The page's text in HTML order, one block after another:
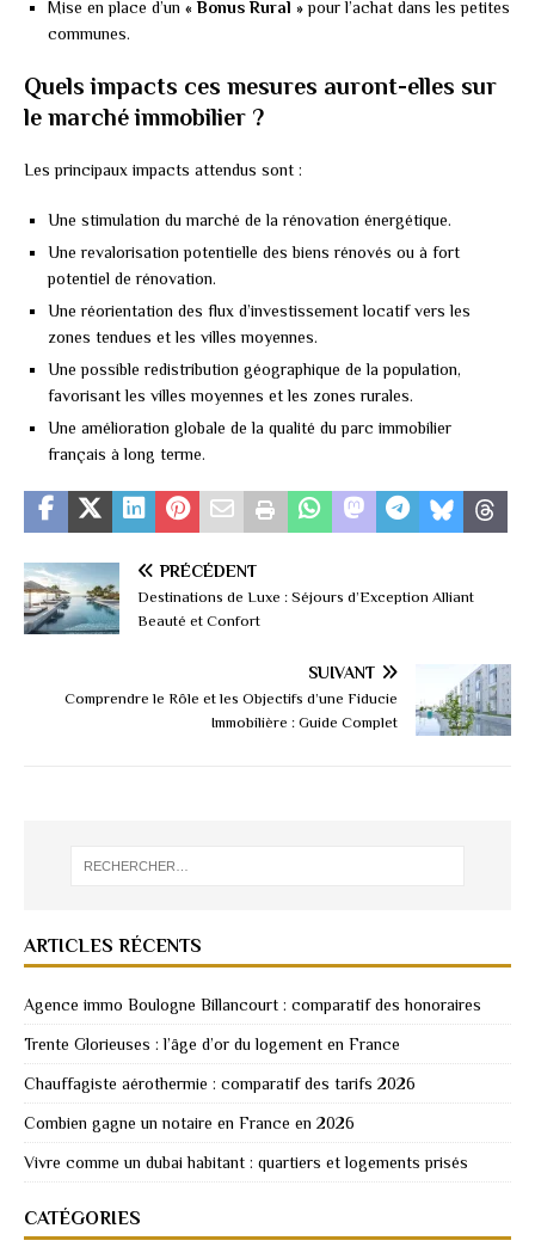
Mise en place d’un « Bonus Rural »pour l’achat dans les petites
communes.
Quels impacts ces mesures auront-elles sur
le marché immobilier ?
Les principaux impacts attendus sont :
Une stimulation du marché de la rénovation énergétique.
Une revalorisation potentielle des biens rénovés ou à fort
potentiel de rénovation.
Une réorientation des flux d’investissement locatif vers les
zones tendues et les villes moyennes.
Une possible redistribution géographique de la population,
favorisant les villes moyennes et les zones rurales.
Une amélioration globale de la qualité du parc immobilier
français à long terme.
PRÉCÉDENT
Destinations de Luxe : Séjours d’Exception Alliant
Beauté et Confort
SUIVANT
Comprendre le Rôle et les Objectifs d’une Fiducie
Immobilière : Guide Complet
ARTICLES RÉCENTS
Agence immo Boulogne Billancourt : comparatif des honoraires
Trente Glorieuses : l’âge d’or du logement en France
Chauffagiste aérothermie : comparatif des tarifs 2026
Combien gagne un notaire en France en 2026
Vivre comme un dubai habitant : quartiers et logements prisés
CATÉGORIES